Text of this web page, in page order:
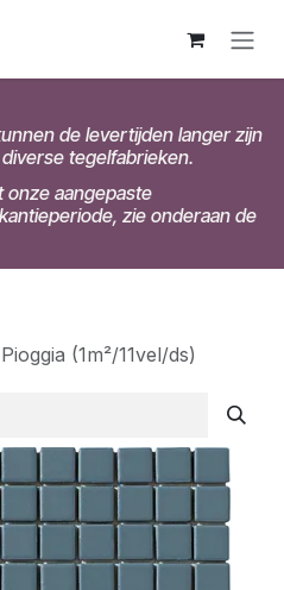
de levertijden langer zijn
tegelfabrieken.
onze aangepaste
zie onderaan de
(1m²/11vel/ds)